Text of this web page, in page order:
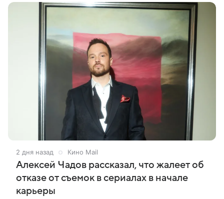
2 дня назад Кино Mail
Алексей Чадов рассказал, что жалеет об
отказе от съемок в сериалах в начале
карьеры